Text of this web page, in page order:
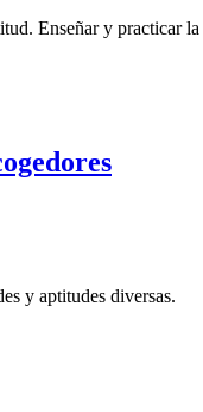
Enseñar y practicar
y aptitudes diversas.